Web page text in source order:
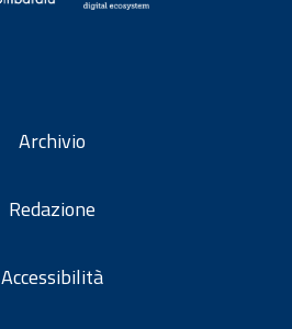
Archivio
Redazione
Accessibilità